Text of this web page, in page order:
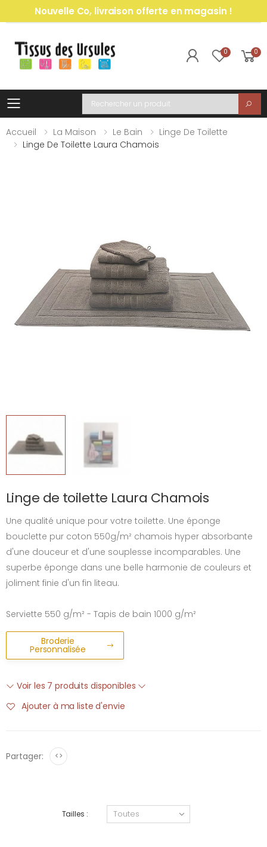
Nouvelle Co, livraison offerte en magasin !
0 0
Toggle mobile menu
Recherche
Accueil
La Maison Le Bain
Linge De Toilette
Linge De Toilette Laura Chamois
Linge de toilette Laura Chamois
Une qualité unique pour votre toilette. Une éponge
bouclette pur coton 550g/m² chamois hyper absorbante
d'une douceur et d'une souplesse incomparables. Une
superbe éponge dans une belle harmonie de couleurs et
joliment finie d'un fin liteau.
Serviette 550 g/m² - Tapis de bain 1000 g/m²
Broderie
Personnalisée
Voir les 7 produits disponibles
Ajouter à ma liste d'envie
Partager: <>
Tailles :